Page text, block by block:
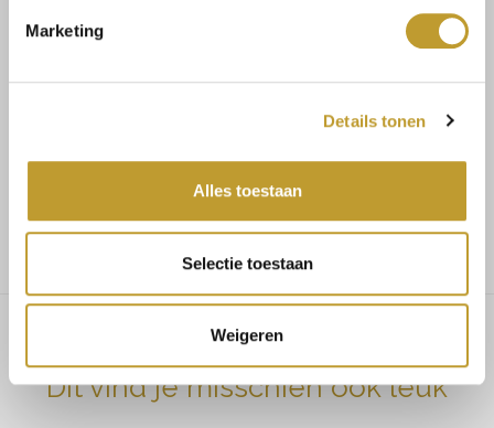
Marketing
Details tonen
Alles toestaan
Selectie toestaan
Weigeren
Adele pantalon beige
Maat 36/38 bestel M
Maat 38/40 bestel L
Dit vind je misschien ook leuk